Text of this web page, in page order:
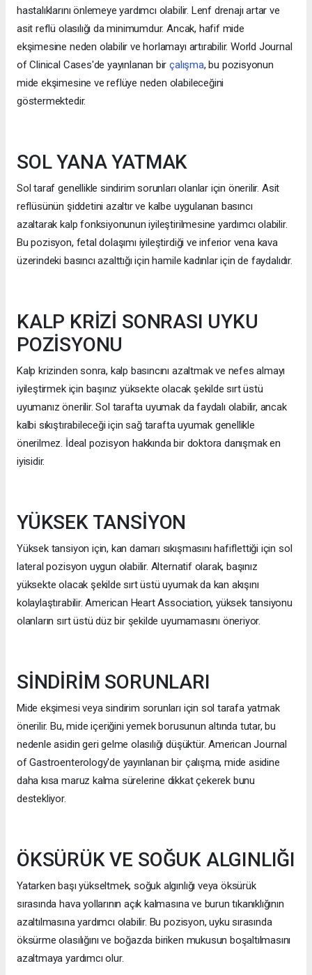
hastalıklarını önlemeye yardımcı olabilir. Lenf drenajı artar ve
asit reflü olasılığı da minimumdur. Ancak, hafif mide
ekşimesine neden olabilir ve horlamayı artırabilir. World Journal
of Clinical Cases'de yayınlanan birçalışma, bu pozisyonun
mide ekşimesine ve reflüye neden olabileceğini
göstermektedir.
SOL YANA YATMAK
Sol taraf genellikle sindirim sorunları olanlar için önerilir. Asit
reflüsünün şiddetini azaltır ve kalbe uygulanan basıncı
azaltarak kalp fonksiyonunun iyileştirilmesine yardımcı olabilir.
Bu pozisyon, fetal dolaşımı iyileştirdiği ve inferior vena kava
üzerindeki basıncı azalttığı için hamile kadınlar için de faydalıdır.
KALP KRİZİ SONRASI UYKU
POZİSYONU
Kalp krizinden sonra, kalp basıncını azaltmak ve nefes almayı
iyileştirmek için başınız yüksekte olacak şekilde sırt üstü
uyumanız önerilir. Sol tarafta uyumak da faydalı olabilir, ancak
kalbi sıkıştırabileceği için sağ tarafta uyumak genellikle
önerilmez. İdeal pozisyon hakkında bir doktora danışmak en
iyisidir.
YÜKSEK TANSİYON
Yüksek tansiyon için, kan damarı sıkışmasını hafiflettiği için sol
lateral pozisyon uygun olabilir. Alternatif olarak, başınız
yüksekte olacak şekilde sırt üstü uyumak da kan akışını
kolaylaştırabilir. American Heart Association, yüksek tansiyonu
olanların sırt üstü düz bir şekilde uyumamasını öneriyor.
SİNDİRİM SORUNLARI
Mide ekşimesi veya sindirim sorunları için sol tarafa yatmak
önerilir. Bu, mide içeriğini yemek borusunun altında tutar, bu
nedenle asidin geri gelme olasılığı düşüktür. American Journal
of Gastroenterology'de yayınlanan bir çalışma, mide asidine
daha kısa maruz kalma sürelerine dikkat çekerek bunu
destekliyor.
ÖKSÜRÜK VE SOĞUK ALGINLIĞI
Yatarken başı yükseltmek, soğuk algınlığı veya öksürük
sırasında hava yollarının açık kalmasına ve burun tıkanıklığının
azaltılmasına yardımcı olabilir. Bu pozisyon, uyku sırasında
öksürme olasılığını ve boğazda biriken mukusun boşaltılmasını
azaltmaya yardımcı olur.